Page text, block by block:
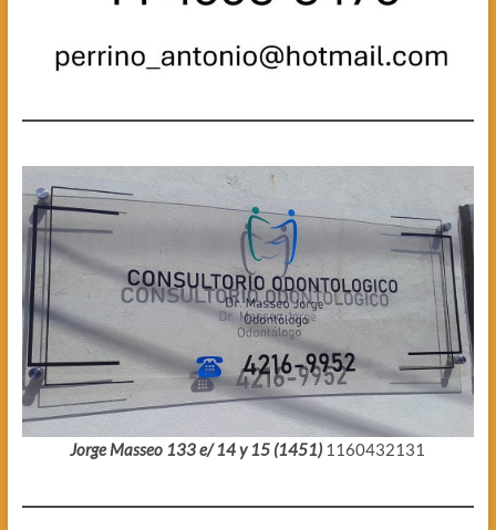
Jorge Masseo 133 e/ 14 y 15 (1451) 1160432131